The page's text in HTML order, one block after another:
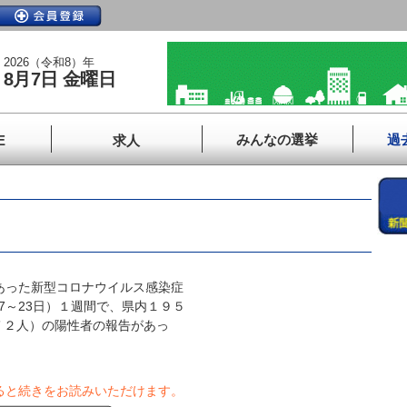
2026（令和8）年
8月7日 金曜日
求人 みんなの選挙 過
た新型コロナウイルス感染症
23日）１週間で、県内１９５
人）の陽性者の報告があっ
続きをお読みいただけます。